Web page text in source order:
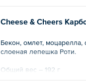
Cheese & Cheers
Бекон, омлет, моцарелла,
слоеная лепешка Роти.
Общий вес – 192 г